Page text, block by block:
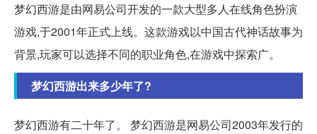
梦幻西游是由网易公司开发的一款大型多人在线角色扮演
游戏,于2001年正式上线。这款游戏以中国古代神话故事为
背景,玩家可以选择不同的职业角色,在游戏中探索广。
梦幻西游出来多少年了?
梦幻西游有二十年了。 梦幻西游是网易公司2003年发行的